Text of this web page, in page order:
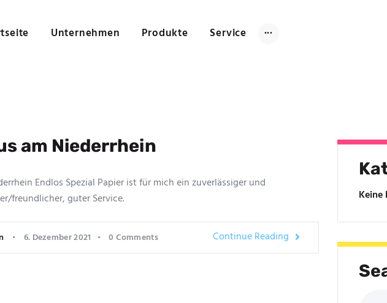
Unternehmen Produkte Service
Unternehmen
Produkte
am Niederrhein
Endlos Spezial Papier ist für mich ein zuverlässiger und
freundlicher, guter Service.
6. Dezember 2021 0 Comments Continue Reading
Keine